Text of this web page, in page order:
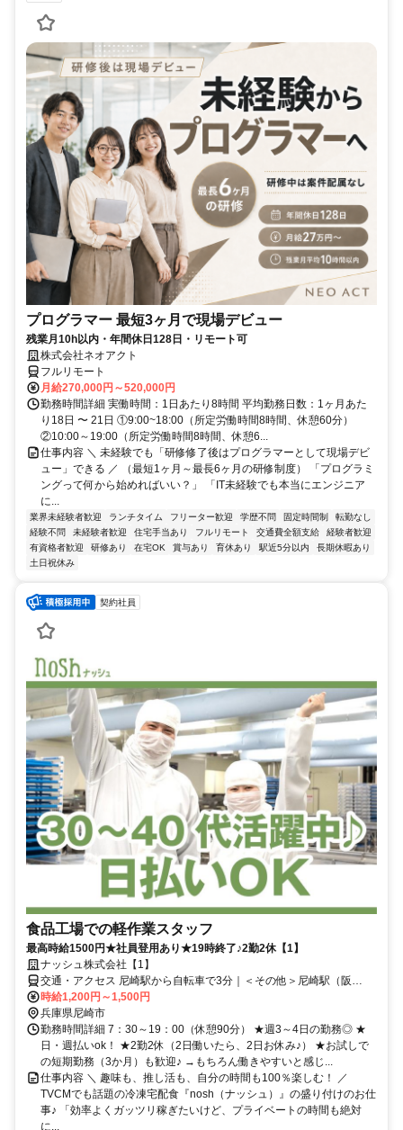
プログラマー 最短3ヶ月で現場デビュー
残業月10h以内・年間休日128日・リモート可
株式会社ネオアクト
フルリモート
月給270,000円～520,000円
勤務時間詳細 実働時間：1日あたり8時間 平均勤務日数：1ヶ月あた
り18日 〜 21日 ①9:00~18:00（所定労働時間8時間、休憩60分）
②10:00～19:00（所定労働時間8時間、休憩6...
仕事内容 ＼ 未経験でも「研修修了後はプログラマーとして現場デビ
ュー」できる ／ （最短1ヶ月～最長6ヶ月の研修制度） 「プログラミ
ングって何から始めればいい？」 「IT未経験でも本当にエンジニア
に...
業界未経験者歓迎 ランチタイム フリーター歓迎 学歴不問 固定時間制
転勤なし
経験不問
未経験者歓迎 住宅手当あり フルリモート 交通費全額支給
経験者歓迎
有資格者歓迎
研修あり 在宅OK 賞与あり 育休あり 駅近5分以内
長期休暇あり
土日祝休み
契約社員
食品工場での軽作業スタッフ
最高時給1500円★社員登用あり★19時終了♪2勤2休【1】
ナッシュ株式会社【1】
交通・アクセス 尼崎駅から自転車で3分｜＜その他＞尼崎駅（阪
神）・JR塚口駅・JR立花駅からは自転車で10分
時給1,200円～1,500円
兵庫県尼崎市
勤務時間詳細 7：30～19：00（休憩90分） ★週3～4日の勤務◎ ★
日・週払いok！ ★2勤2休（2日働いたら、2日お休み♪） ★お試しで
の短期勤務（3か月）も歓迎♪ →もちろん働きやすいと感じ...
仕事内容 ＼ 趣味も、推し活も、自分の時間も100％楽しむ！ ／
TVCMでも話題の冷凍宅配食『nosh（ナッシュ）』の盛り付けのお仕
事♪ 「効率よくガッツリ稼ぎたいけど、プライベートの時間も絶対
に...